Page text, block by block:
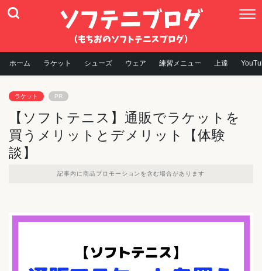
ホーム ラケット シューズ ウェア 練習メニュー 上達
ラケット PR
【ソフトテニス】通販でラケットを
買うメリットとデメリット【体験
談】
記事内に商品プロモーションを含む場合があります